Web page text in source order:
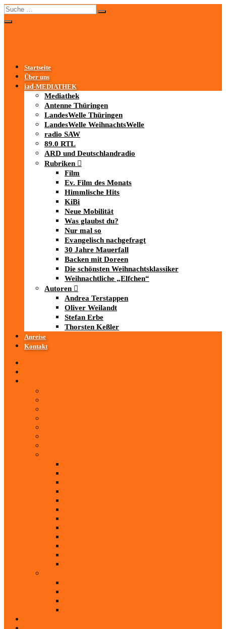
Startseite
Über uns
iad-MEDIATHEK
Mediathek
Antenne Thüringen
LandesWelle Thüringen
LandesWelle WeihnachtsWelle
radio SAW
89.0 RTL
ARD und Deutschlandradio
Rubriken
Film
Ev. Film des Monats
Himmlische Hits
KiBi
Neue Mobilität
Was glaubst du?
Nur mal so
Evangelisch nachgefragt
30 Jahre Mauerfall
Backen mit Doreen
Die schönsten Weihnachtsklassiker
Weihnachtliche „Elfchen“
Autoren
Andrea Terstappen
Oliver Weilandt
Stefan Erbe
Thorsten Keßler
Anreise
Kontakt